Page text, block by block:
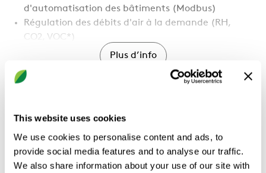
This website uses cookies
We use cookies to personalise content and ads, to
provide social media features and to analyse our traffic.
We also share information about your use of our site with
d'automatisation des bâtiments (Modbus)
Régulation des débits d'air à la demande (RH,
CO2, VOC*)
Régulation continue de la température d'air
Fonctionnement automatique été/hiver
Large gamme d'accessoires disponibles
Plus d’info